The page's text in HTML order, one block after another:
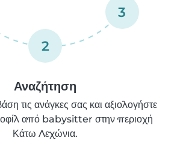
2
3
Αναζήτηση
τις ανάγκες σας και αξιολογήστε
από babysitter στην περιοχή
Κάτω Λεχώνια.